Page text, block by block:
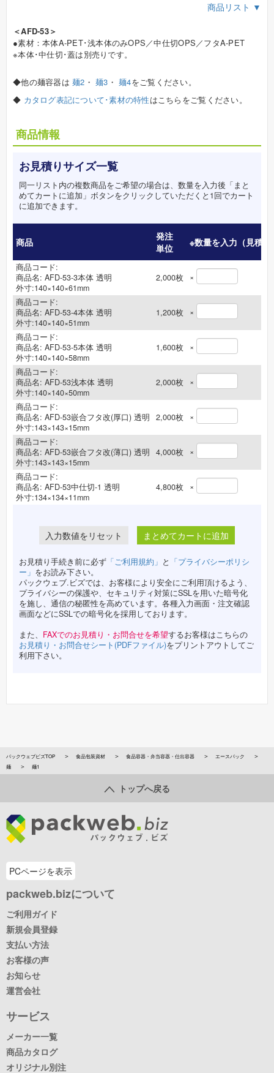
商品リスト ▼
＜AFD-53＞
●素材：本体A-PET･浅本体のみOPS／中仕切OPS／フタA-PET
※本体･中仕切･蓋は別売りです。
◆他の麺容器は麺2 ・麺3 ・麺4をご覧ください。
◆ カタログ表記について･素材の特性はこちらをご覧ください。
商品情報
お見積りサイズ一覧
同一リスト内の複数商品をご希望の場合は、数量を入力後「まと
めてカートに追加」ボタンをクリックしていただくと1回でカート
に追加できます。
商品
発注
単位
※数量を入力（見積数
商品コード:
商品名: AFD-53-3本体 透明
外寸:140×140×61mm
2,000枚 ×
商品コード:
商品名: AFD-53-4本体 透明
外寸:140×140×51mm
1,200枚 ×
商品コード:
商品名: AFD-53-5本体 透明
外寸:140×140×58mm
1,600枚 ×
商品コード:
商品名: AFD-53浅本体 透明
外寸:140×140×50mm
2,000枚 ×
商品コード:
商品名: AFD-53嵌合フタ改(厚口) 透明
外寸:143×143×15mm
2,000枚 ×
商品コード:
商品名: AFD-53嵌合フタ改(薄口) 透明
外寸:143×143×15mm
4,000枚 ×
商品コード:
商品名: AFD-53中仕切-1 透明
外寸:134×134×11mm
4,800枚 ×
まとめてカートに追加
お見積り手続き前に必ず 「ご利用規約」 と 「プライバシーポリシ
ー」 をお読み下さい。
パックウェブ.ビズでは、お客様により安全にご利用頂けるよう、
プライバシーの保護や、セキュリティ対策にSSLを用いた暗号化
を施し、通信の秘匿性を高めています。各種入力画面・注文確認
画面などにSSLでの暗号化を採用しております。
また、 FAXでのお見積り・お問合せを希望するお客様はこちらの
お見積り・お問合せシート(PDFファイル)をプリントアウトしてご
利用下さい。
パックウェブビズTOP 食品包装資材 食品容器・弁当容器・仕出容器
エースパック
麺
麺1
トップへ戻る
PCページを表示
packweb.bizについて
ご利用ガイド
新規会員登録
支払い方法
お客様の声
お知らせ
運営会社
サービス
メーカー一覧
商品カタログ
オリジナル別注